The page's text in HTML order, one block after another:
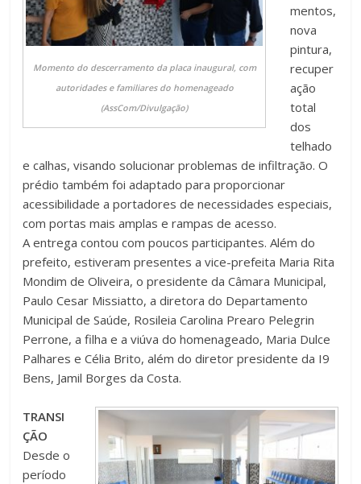
Momento do descerramento da placa inaugural, com
autoridades e familiares do homenageado
(AssCom/Divulgação)
mentos,
nova
pintura,
recuper
ação
total
dos
telhado
e calhas, visando solucionar problemas de infiltração. O
prédio também foi adaptado para proporcionar
acessibilidade a portadores de necessidades especiais,
com portas mais amplas e rampas de acesso.
A entrega contou com poucos participantes. Além do
prefeito, estiveram presentes a vice-prefeita Maria Rita
Mondim de Oliveira, o presidente da Câmara Municipal,
Paulo Cesar Missiatto, a diretora do Departamento
Municipal de Saúde, Rosileia Carolina Prearo Pelegrin
Perrone, a filha e a viúva do homenageado, Maria Dulce
Palhares e Célia Brito, além do diretor presidente da I9
Bens, Jamil Borges da Costa.
TRANSI
ÇÃO
Desde o
período